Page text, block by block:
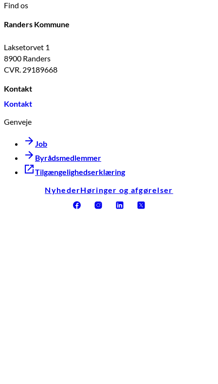
Find os
Randers Kommune
Laksetorvet 1
8900 Randers
CVR. 29189668
Kontakt
Kontakt
Genveje
Job
Byrådsmedlemmer
Tilgængelighedserklæring
NyhederHøringer og afgørelser